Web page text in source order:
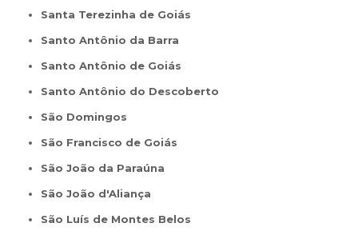
Santa Terezinha de Goiás
Santo Antônio da Barra
Santo Antônio de Goiás
Santo Antônio do Descoberto
São Domingos
São Francisco de Goiás
São João da Paraúna
São João d'Aliança
São Luís de Montes Belos